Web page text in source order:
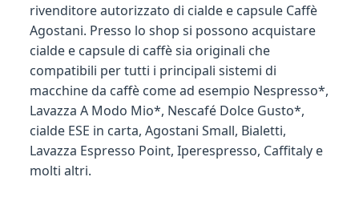
rivenditore autorizzato di cialde e capsule Caffè
Agostani. Presso lo shop si possono acquistare
cialde e capsule di caffè sia originali che
compatibili per tutti i principali sistemi di
macchine da caffè come ad esempio Nespresso*,
Lavazza A Modo Mio*, Nescafé Dolce Gusto*,
cialde ESE in carta, Agostani Small, Bialetti,
Lavazza Espresso Point, Iperespresso, Caffitaly e
molti altri.